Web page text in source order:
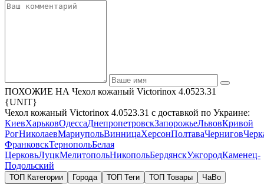
ПОХОЖИЕ НА Чехол кожаный Victorinox 4.0523.31
{UNIT}
Чехол кожаный Victorinox 4.0523.31 с доставкой по Украине:
КиевХарьковОдессаДнепропетровскЗапорожьеЛьвовКривой
РогНиколаевМариупольВинницаХерсонПолтаваЧернигов
ФранковскТернопольБелая
ЦерковьЛуцкМелитопольНикопольБердянскУжгородКаменец-
Подольский
ТОП Категории Города ТОП Теги ТОП Товары
ЧаВо